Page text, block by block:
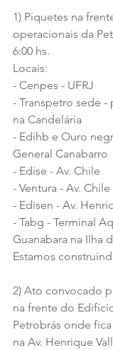
1) Piquetes na
operacionais da
6:00 hs.
Locais:
- Cenpes - UFRJ
- Transpetro sede -
na Candelária
- Edihb e Ouro
General Canabarro
- Edise - Av. Chile
- Ventura - Av. Chile
- Edisen - Av.
- Tabg - Terminal
Guanabara na Ilha
Estamos
2) Ato convocado
na frente do
Petrobrás onde fica
na Av. Henrique